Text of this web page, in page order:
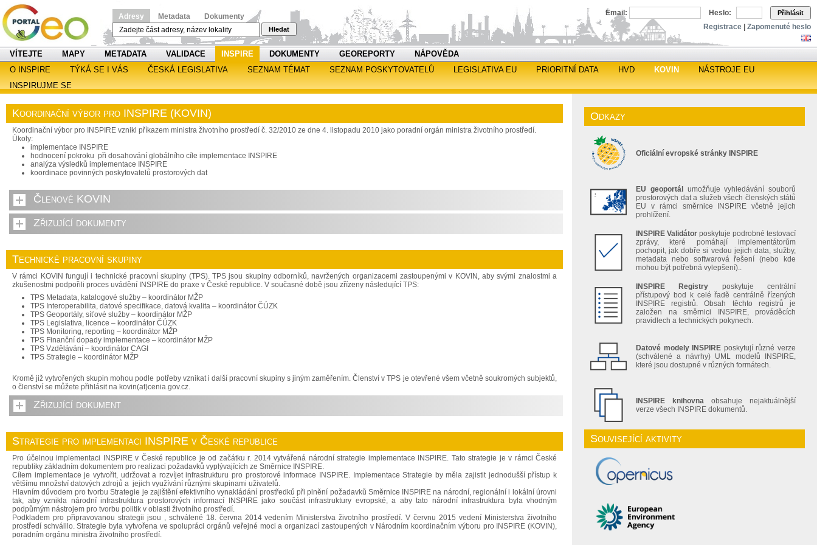
Adresy Metadata Dokumenty
Hledat
Email: Heslo: Přihlásit
Registrace Zapomenuté heslo
VÍTEJTE MAPY METADATA VALIDACE INSPIRE DOKUMENTY GEOREPORTY
NÁPOVĚDA
O INSPIRE
TÝKÁ SE I VÁS ČESKÁ LEGISLATIVA SEZNAM TÉMAT SEZNAM POSKYTOVATELŮ LEGISLATIVA EU PRIORITNÍ DATA HVD KOVIN
NÁSTROJE EU
INSPIRUJME SE
Koordinační výbor pro INSPIRE (KOVIN)
Koordinační výbor pro INSPIRE vznikl příkazem ministra životního prostředí č. 32/2010 ze dne 4. listopadu 2010 jako poradní orgán ministra životního prostředí.
Úkoly:
implementace INSPIRE
hodnocení pokroku při dosahování globálního cíle implementace INSPIRE
analýza výsledků implementace INSPIRE
koordinace povinných poskytovatelů prostorových dat
Členové KOVIN
Zřizující dokumenty
Technické pracovní skupiny
V rámci KOVIN fungují i technické pracovní skupiny (TPS). TPS jsou skupiny odborníků, navržených organizacemi zastoupenými v KOVIN, aby svými znalostmi a
zkušenostmi podpořili proces uvádění INSPIRE do praxe v České republice. V současné době jsou zřízeny následující TPS:
TPS Metadata, katalogové služby – koordinátor MŽP
TPS Interoperabilita, datové specifikace, datová kvalita – koordinátor ČÚZK
TPS Geoportály, síťové služby – koordinátor MŽP
TPS Legislativa, licence – koordinátor ČÚZK
TPS Monitoring, reporting – koordinátor MŽP
TPS Finanční dopady implementace – koordinátor MŽP
TPS Vzdělávání – koordinátor CAGI
TPS Strategie – koordinátor MŽP
Kromě již vytvořených skupin mohou podle potřeby vznikat i další pracovní skupiny s jiným zaměřením. Členství v TPS je otevřené všem včetně soukromých subjektů,
o členství se můžete přihlásit na kovin(at)cenia.gov.cz.
Zřizující dokument
Strategie pro implementaci INSPIRE v České republice
Pro účelnou implementaci INSPIRE v České republice je od začátku r. 2014 vytvářená národní strategie implementace INSPIRE. Tato strategie je v rámci České
republiky základním dokumentem pro realizaci požadavků vyplývajících ze Směrnice INSPIRE.
Cílem implementace je vytvořit, udržovat a rozvíjet infrastrukturu pro prostorové informace INSPIRE. Implementace Strategie by měla zajistit jednodušší přístup k
většímu množství datových zdrojů a jejich využívání různými skupinami uživatelů.
Hlavním důvodem pro tvorbu Strategie je zajištění efektivního vynakládání prostředků při plnění požadavků Směrnice INSPIRE na národní, regionální i lokální úrovni
tak, aby vznikla národní infrastruktura prostorových informací INSPIRE jako součást infrastruktury evropské, a aby tato národní infrastruktura byla vhodným
podpůrným nástrojem pro tvorbu politik v oblasti životního prostředí.
Podkladem pro připravovanou strategii jsou , schválené 18. června 2014 vedením Ministerstva životního prostředí. V červnu 2015 vedení Ministerstva životního
prostředí schválilo. Strategie byla vytvořena ve spolupráci orgánů veřejné moci a organizací zastoupených v Národním koordinačním výboru pro INSPIRE (KOVIN),
poradním orgánu ministra životního prostředí.
Odkazy
Oficiální evropské stránky INSPIRE
EU geoportál
umožňuje vyhledávání souborů
prostorových dat a služeb všech členských států
EU v rámci směrnice INSPIRE včetně jejich
prohlížení.
INSPIRE Validátor poskytuje podrobné testovací
zprávy, které pomáhají implementátorům
pochopit, jak dobře si vedou jejich data, služby,
metadata nebo softwarová řešení (nebo kde
mohou být potřebná vylepšení)..
INSPIRE Registry poskytuje centrální
přístupový bod k celé řadě centrálně řízených
INSPIRE registrů. Obsah těchto registrů je
založen na směrnici INSPIRE, prováděcích
pravidlech a technických pokynech.
Datové modely INSPIRE poskytují různé verze
(schválené a návrhy) UML modelů INSPIRE,
které jsou dostupné v různých formátech.
INSPIRE knihovna obsahuje nejaktuálnější
verze všech INSPIRE dokumentů.
Související aktivity